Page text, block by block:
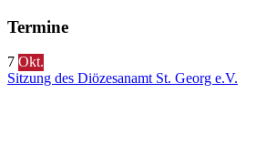
Termine
7 Okt.
Sitzung des Diözesanamt St. Georg e.V.